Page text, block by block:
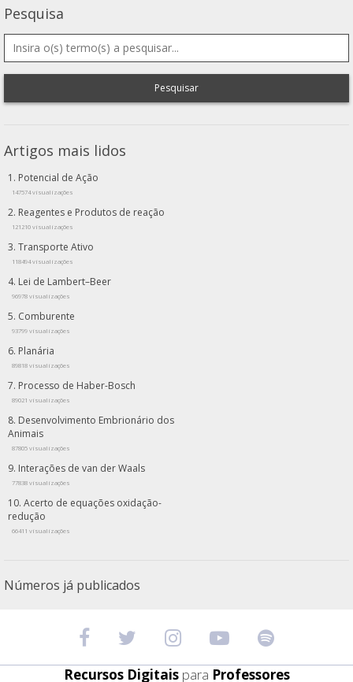
Pesquisa
Pesquisar
Artigos mais lidos
Potencial de Ação
147574 visualizações
Reagentes e Produtos de reação
121210 visualizações
Transporte Ativo
118494 visualizações
Lei de Lambert–Beer
96978 visualizações
Comburente
93799 visualizações
Planária
89818 visualizações
Processo de Haber-Bosch
89021 visualizações
Desenvolvimento Embrionário dos
Animais
87805 visualizações
Interações de van der Waals
77838 visualizações
Acerto de equações oxidação-
redução
66411 visualizações
Números já publicados
Recursos Digitais para Professores